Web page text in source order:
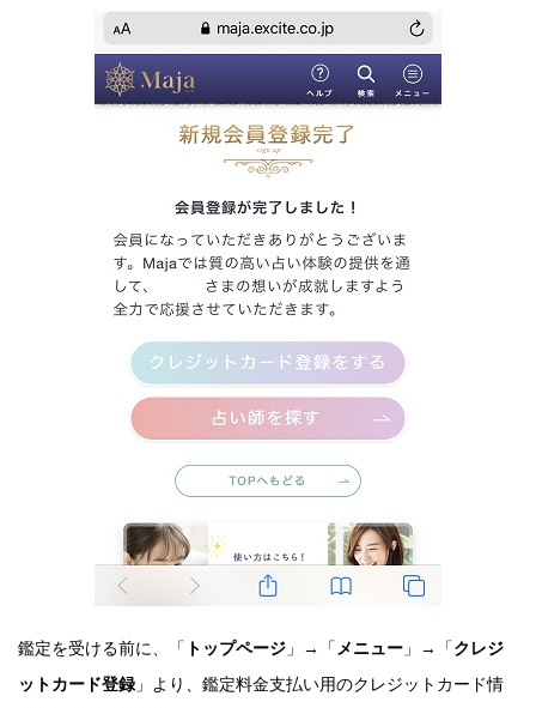
鑑定を受ける前に、「 トップページ 」→「 メニュー 」→「クレジ
ットカード登録 」より、鑑定料金支払い用のクレジットカード情